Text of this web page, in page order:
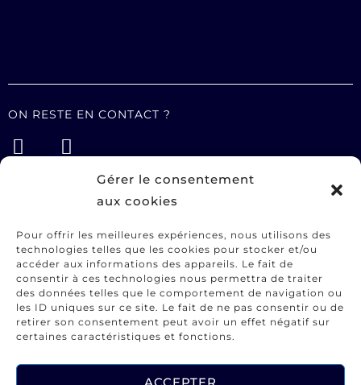
Gérer le consentement
aux cookies
Pour offrir les meilleures expériences, nous utilisons des
technologies telles que les cookies pour stocker et/ou
accéder aux informations des appareils. Le fait de
consentir à ces technologies nous permettra de traiter
des données telles que le comportement de navigation ou
les ID uniques sur ce site. Le fait de ne pas consentir ou de
retirer son consentement peut avoir un effet négatif sur
certaines caractéristiques et fonctions.
ACCEPTER
ON RESTE EN CONTACT ?
Services
Portfolio
A propos
Contact
INFORMATIONS UTILES
CGV